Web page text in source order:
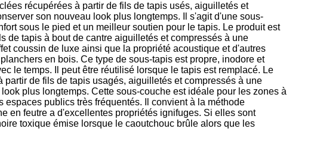
récupérées à partir de fils de tapis usés, aiguilletés et
son nouveau look plus longtemps. Il s'agit d'une sous-
sous le pied et un meilleur soutien pour le tapis. Le produit est
de tapis à bout de cantre aiguilletés et compressés à une
coussin de luxe ainsi que la propriété acoustique et d'autres
en bois. Ce type de sous-tapis est propre, inodore et
le temps. Il peut être réutilisé lorsque le tapis est remplacé. Le
de fils de tapis usagés, aiguilletés et compressés à une
plus longtemps. Cette sous-couche est idéale pour les zones à
publics très fréquentés. Il convient à la méthode
en feutre a d'excellentes propriétés ignifuges. Si elles sont
toxique émise lorsque le caoutchouc brûle alors que les